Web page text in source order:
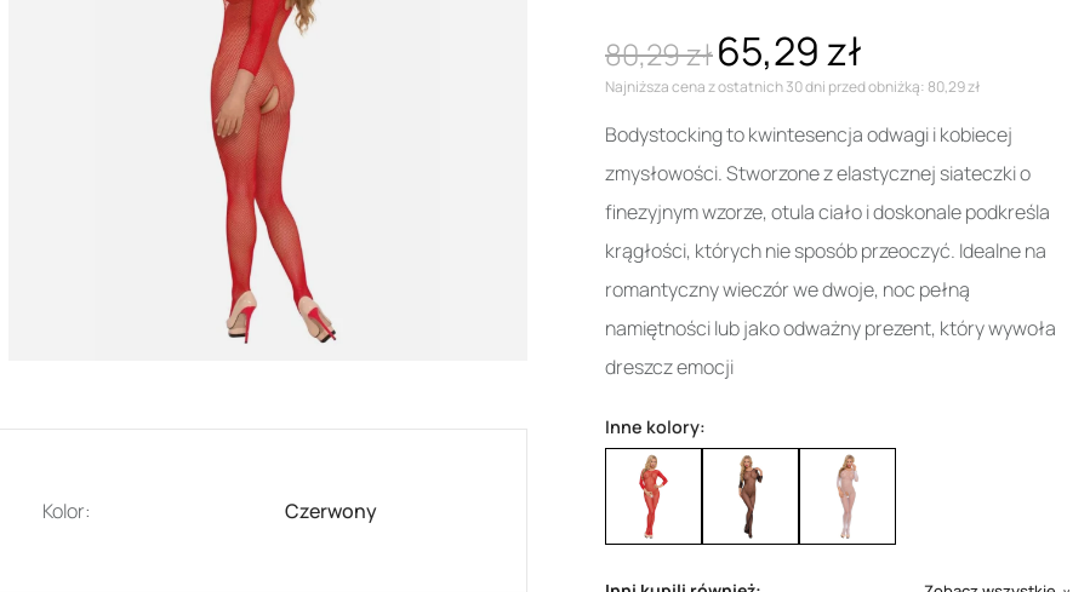
Kolor: Czerwony
80,29 zł65,29 zł
Najniższa cena z ostatnich 30 dni przed obniżką: 80,29 zł
Bodystocking to kwintesencja odwagi i kobiecej
zmysłowości. Stworzone z elastycznej siateczki o
finezyjnym wzorze, otula ciało i doskonale podkreśla
krągłości, których nie sposób przeoczyć. Idealne na
romantyczny wieczór we dwoje, noc pełną
namiętności lub jako odważny prezent, który wywoła
dreszcz emocji
Inne kolory: